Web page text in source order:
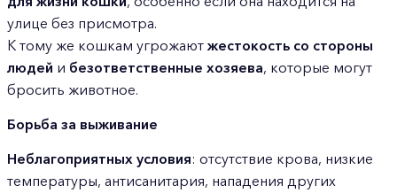
улице без присмотра.
К тому же кошкам угрожают жестокость со стороны
людей и безответственные хозяева, которые могут
бросить животное.
Борьба за выживание
Неблагоприятных условия: отсутствие крова, низкие
температуры, антисанитария, нападения других